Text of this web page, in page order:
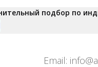
подбор по
Email: